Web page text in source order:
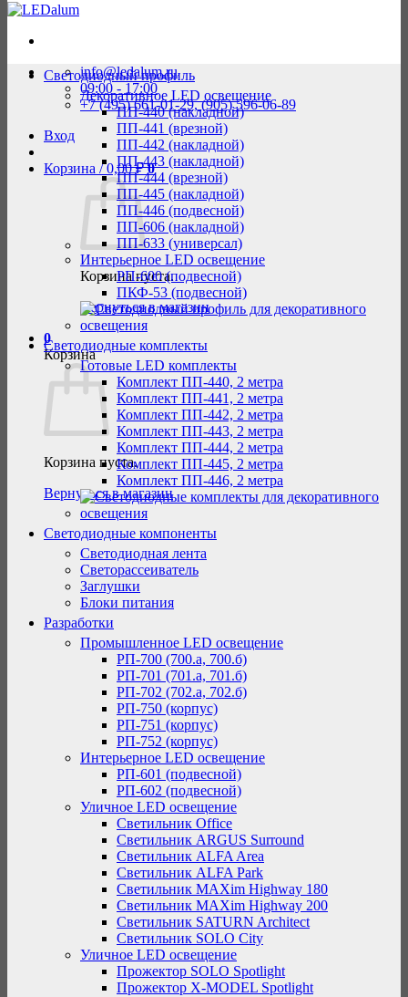
info@ledalum.ru
09:00 - 17:00
+7 (495) 661-01-29, (905) 596-06-89
Вход
Корзина /0,00₽ 0
Корзина пуста.
Вернуться в магазин
0
Корзина
Корзина пуста.
Вернуться в магазин
Светодиодный профиль
Декоративное LED освещение
ПП-440 (накладной)
ПП-441 (врезной)
ПП-442 (накладной)
ПП-443 (накладной)
ПП-444 (врезной)
ПП-445 (накладной)
ПП-446 (подвесной)
ПП-606 (накладной)
ПП-633 (универсал)
Интерьерное LED освещение
РП-600 (подвесной)
ПКФ-53 (подвесной)
Светодиодные комплекты
Готовые LED комплекты
Комплект ПП-440, 2 метра
Комплект ПП-441, 2 метра
Комплект ПП-442, 2 метра
Комплект ПП-443, 2 метра
Комплект ПП-444, 2 метра
Комплект ПП-445, 2 метра
Комплект ПП-446, 2 метра
Светодиодные компоненты
Светодиодная лента
Светорассеиватель
Заглушки
Блоки питания
Разработки
Промышленное LED освещение
РП-700 (700.а, 700.б)
РП-701 (701.а, 701.б)
РП-702 (702.а, 702.б)
РП-750 (корпус)
РП-751 (корпус)
РП-752 (корпус)
Интерьерное LED освещение
РП-601 (подвесной)
РП-602 (подвесной)
Уличное LED освещение
Светильник Office
Светильник ARGUS Surround
Светильник ALFA Area
Светильник ALFA Park
Светильник MAXim Highway 180
Светильник MAXim Highway 200
Светильник SATURN Architect
Светильник SOLO City
Уличное LED освещение
Прожектор SOLO Spotlight
Прожектор X-MODEL Spotlight